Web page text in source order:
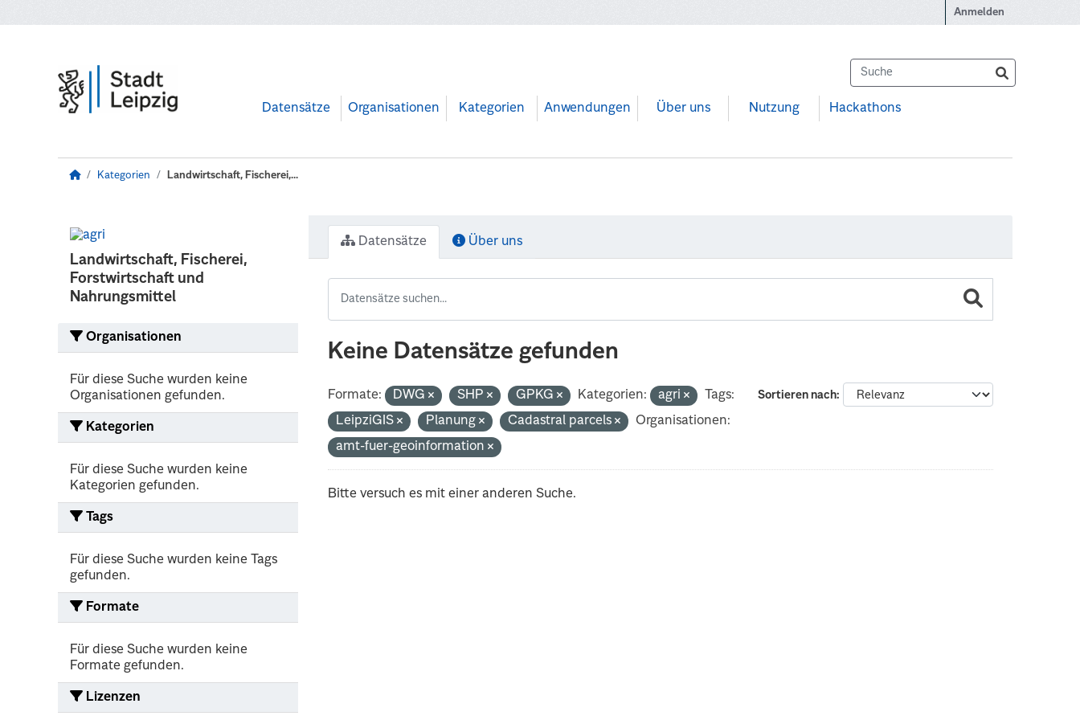
Anmelden
Datensätze Organisationen Kategorien Anwendungen Über uns Nutzung Hackathons
Kategorien Landwirtschaft, Fischerei,...
Landwirtschaft, Fischerei,
Forstwirtschaft und
Nahrungsmittel
Organisationen
Für diese Suche wurden keine
Organisationen gefunden.
Kategorien
Für diese Suche wurden keine
Kategorien gefunden.
Tags
Für diese Suche wurden keine Tags
gefunden.
Formate
Für diese Suche wurden keine
Formate gefunden.
Lizenzen
Datensätze Über uns
Keine Datensätze gefunden
Sortieren nach
Formate: DWG SHP GPKG Kategorien: agri
Tags:
LeipziGIS
Planung Cadastral parcels
Organisationen:
amt-fuer-geoinformation
Bitte versuch es mit einer anderen Suche.